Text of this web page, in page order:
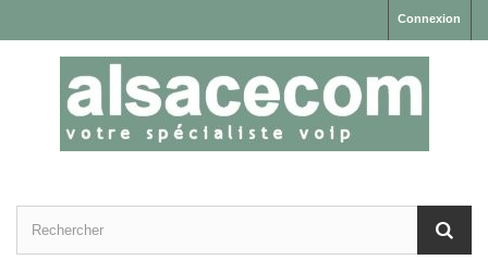
Connexion